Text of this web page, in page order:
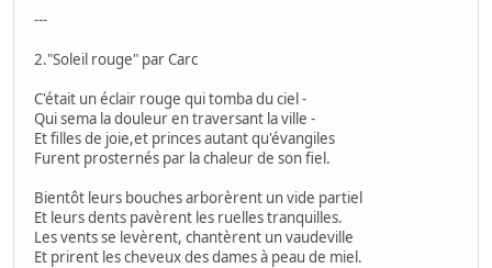
---
2."Soleil rouge" par Carc
C'était un éclair rouge qui tomba du ciel -
Qui sema la douleur en traversant la ville -
Et filles de joie,et princes autant qu'évangiles
Furent prosternés par la chaleur de son fiel.
Bientôt leurs bouches arborèrent un vide partiel
Et leurs dents pavèrent les ruelles tranquilles.
Les vents se levèrent, chantèrent un vaudeville
Et prirent les cheveux des dames à peau de miel.